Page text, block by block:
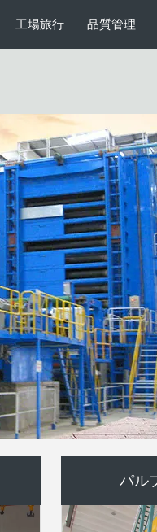
工場旅行 品質管理
蒸気の
パル
ヤン